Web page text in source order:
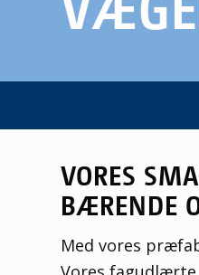
VORES
BÆRENDE
Med vores